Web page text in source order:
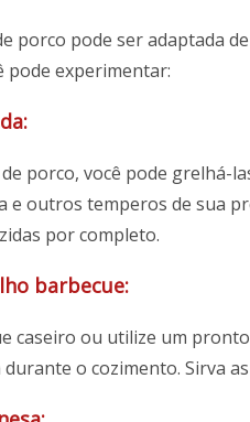
porco pode ser adaptada
pode experimentar:
porco, você pode
e outros temperos de sua
por completo.
barbecue:
caseiro ou utilize um
o cozimento. Sirva